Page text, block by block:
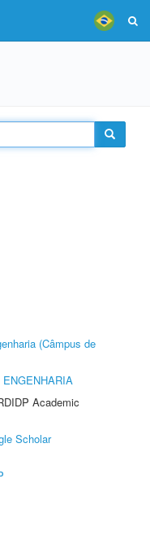
(Câmpus de
ENGENHARIA
Academic
Scholar